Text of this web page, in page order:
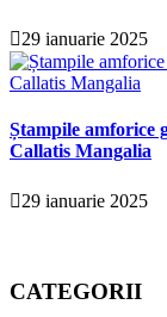
29 ianuarie 2025
Ștampile amforice
Callatis Mangalia
29 ianuarie 2025
CATEGORII